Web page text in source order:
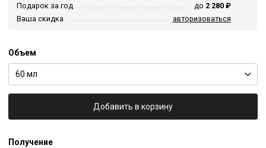
Подарок за год
до 2 280 ₽
Ваша скидка
авторизоваться
Объем
60 мл
Добавить в корзину
Получение